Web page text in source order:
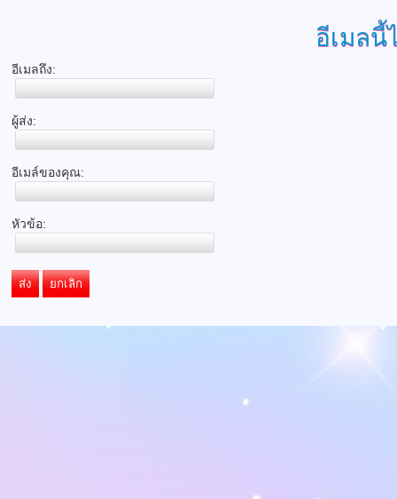
อีเมลนี้
อีเมลถึง:
ผู้ส่ง:
อีเมล์ของคุณ:
หัวข้อ:
ส่ง ยกเลิก